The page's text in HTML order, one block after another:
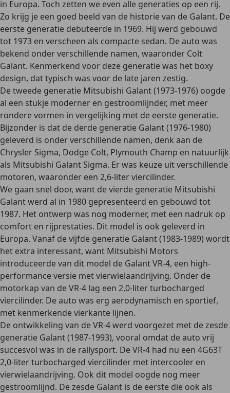
in Europa. Toch zetten we even alle generaties op een rij.
Zo krijg je een goed beeld van de historie van de Galant. De
eerste generatie debuteerde in 1969. Hij werd gebouwd
tot 1973 en verscheen als compacte sedan. De auto was
bekend onder verschillende namen, waaronder Colt
Galant. Kenmerkend voor deze generatie was het boxy
design, dat typisch was voor de late jaren zestig.
Detweede generatie Mitsubishi Galant (1973-1976) oogde
al een stukje moderner en gestroomlijnder, met meer
rondere vormen in vergelijking met de eerste generatie.
Bijzonder is dat de derde generatie Galant (1976-1980)
geleverd is onder verschillende namen, denk aan de
Chrysler Sigma, Dodge Colt, Plymouth Champ en natuurlijk
als Mitsubishi Galant Sigma. Er was keuze uit verschillende
motoren, waaronder een 2,6-liter viercilinder.
We gaan snel door, want devierde generatie Mitsubishi
Galant werd al in 1980 gepresenteerd en gebouwd tot
1987. Het ontwerp was nog moderner, met een nadruk op
comfort en rijprestaties. Dit model is ook geleverd in
Europa. Vanaf devijfde generatie Galant (1983-1989) wordt
het extra interessant, want Mitsubishi Motors
introduceerde van dit model de Galant VR-4, een high-
performance versie met vierwielaandrijving. Onder de
motorkap van de VR-4 lag een 2,0-liter turbocharged
viercilinder. De auto was erg aerodynamisch en sportief,
met kenmerkende vierkante lijnen.
De ontwikkeling van de VR-4 werd voorgezet met dezesde
generatie Galant (1987-1993), vooral omdat de auto vrij
succesvol was in de rallysport. De VR-4 had nu een 4G63T
2,0-liter turbocharged viercilinder met intercooler en
vierwielaandrijving. Ook dit model oogde nog meer
gestroomlijnd. De zesde Galant is de eerste die ook als